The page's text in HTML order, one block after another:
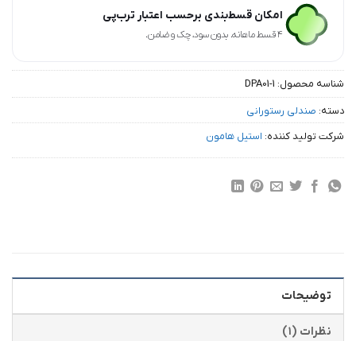
امکان قسط‌بندی برحسب اعتبار ترب‌پی
۴ قسط ماهانه. بدون سود، چک و ضامن.
شناسه محصول: DPA01-1
دسته: صندلی رستورانی
شرکت تولید کننده: استیل هامون
توضیحات
نظرات (۱)